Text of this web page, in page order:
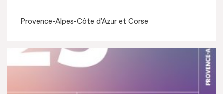
Provence-Alpes-Côte d'Azur et Corse